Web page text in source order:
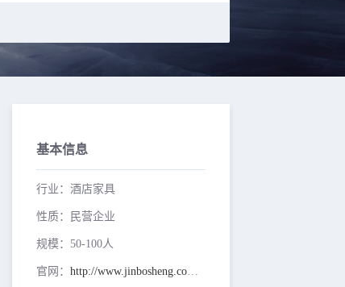
基本信息
行业：酒店家具
性质：民营企业
规模：50-100人
官网： http://www.jinbosheng.com.cn